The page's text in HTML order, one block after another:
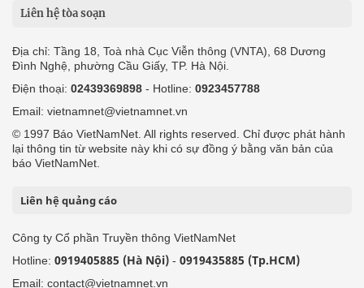
Liên hệ tòa soạn
Địa chỉ: Tầng 18, Toà nhà Cục Viễn thông (VNTA), 68 Dương
Đình Nghệ, phường Cầu Giấy, TP. Hà Nội.
Điện thoại: 02439369898 - Hotline: 0923457788
Email: vietnamnet@vietnamnet.vn
© 1997 Báo VietNamNet. All rights reserved. Chỉ được phát hành
lại thông tin từ website này khi có sự đồng ý bằng văn bản của
báo VietNamNet.
Liên hệ quảng cáo
Công ty Cổ phần Truyền thông VietNamNet
Hotline: 0919405885 (Hà Nội) - 0919435885 (Tp.HCM)
Email: contact@vietnamnet.vn